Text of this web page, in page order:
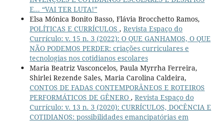
E... “VAI TER LUTA!”
Elsa Mónica Bonito Basso, Flávia Brocchetto Ramos,
POLÍTICAS E CURRÍCULOS , Revista Espaço do
Currículo: v. 15 n. 3 (2022): O QUE GANHAMOS, O QUE
NÃO PODEMOS PERDER: criações curriculares e
tecnologias nos cotidianos escolares
Maria Beatriz Vasconcelos, Paula Myrrha Ferreira,
Shirlei Rezende Sales, Maria Carolina Caldeira,
CONTOS DE FADAS CONTEMPORÂNEOS E ROTEIROS
PERFORMÁTICOS DE GÊNERO , Revista Espaço do
Currículo: v. 13 n. 3 (2020): CURRÍCULOS, DOCÊNCIA E
COTIDIANOS: possibilidades emancipatórias em